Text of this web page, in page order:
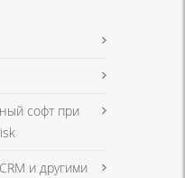
софт при
и другими